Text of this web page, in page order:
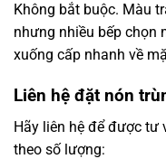
Không bắt buộc. Màu
nhưng nhiều bếp chọn
xuống cấp nhanh về
Liên hệ đặt nón
Hãy liên hệ để được tư
theo số lượng: